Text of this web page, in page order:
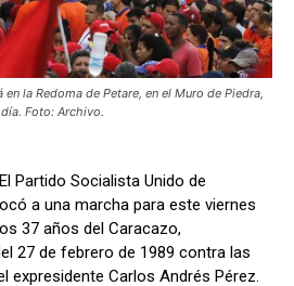
la Redoma de Petare, en el Muro de Piedra,
Foto: Archivo.
El Partido Socialista Unido de
a una marcha para este viernes
37 años del Caracazo,
27 de febrero de 1989 contra las
expresidente Carlos Andrés Pérez.